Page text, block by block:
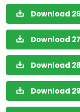
Download 26
Download 27
Download 28
Download 29